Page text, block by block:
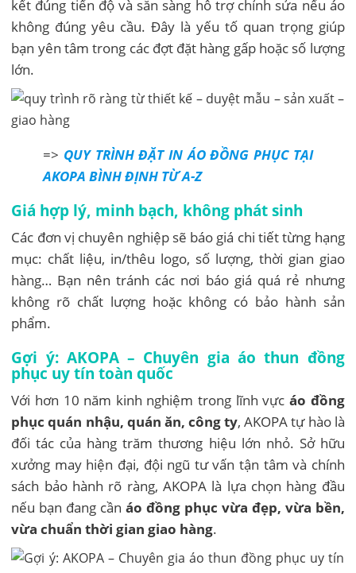
kết đúng tiến độ và sẵn sàng hỗ trợ chỉnh sửa nếu áo
không đúng yêu cầu. Đây là yếu tố quan trọng giúp
bạn yên tâm trong các đợt đặt hàng gấp hoặc số lượng
lớn.
=> QUY TRÌNH ĐẶT IN ÁO ĐỒNG PHỤC TẠI
AKOPA BÌNH ĐỊNH TỪ A-Z
Giá hợp lý, minh bạch, không phát sinh
Các đơn vị chuyên nghiệp sẽ báo giá chi tiết từng hạng
mục: chất liệu, in/thêu logo, số lượng, thời gian giao
hàng… Bạn nên tránh các nơi báo giá quá rẻ nhưng
không rõ chất lượng hoặc không có bảo hành sản
phẩm.
Gợi ý: AKOPA – Chuyên gia áo thun đồng
phục uy tín toàn quốc
Với hơn 10 năm kinh nghiệm trong lĩnh vựcáo đồng
phục quán nhậu, quán ăn, công ty, AKOPA tự hào là
đối tác của hàng trăm thương hiệu lớn nhỏ. Sở hữu
xưởng may hiện đại, đội ngũ tư vấn tận tâm và chính
sách bảo hành rõ ràng, AKOPA là lựa chọn hàng đầu
nếu bạn đang cầnáo đồng phục vừa đẹp, vừa bền,
vừa chuẩn thời gian giao hàng.